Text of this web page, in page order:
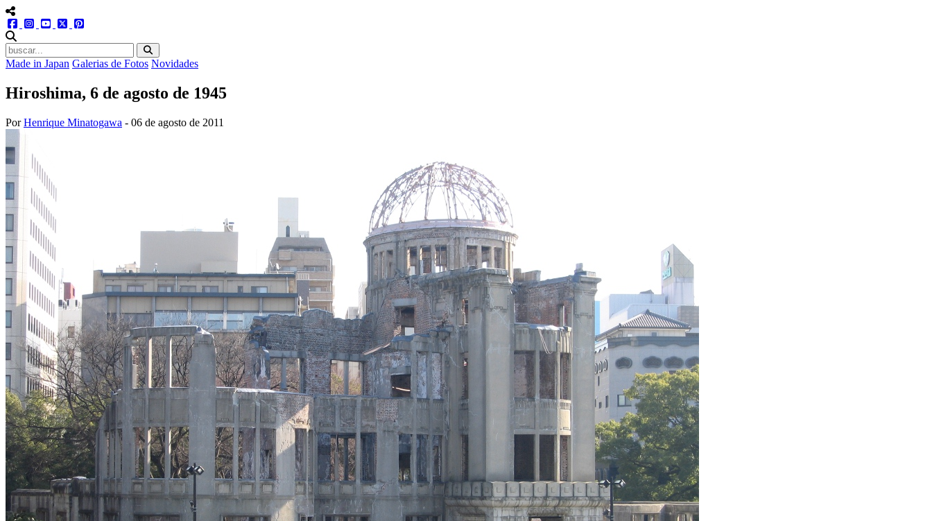
menu redes social
facebookinstagram
youtube
twitter
Made in Japan Galerias de Fotos Novidades
Hiroshima, 6 de agosto de 1945
PorHenrique Minatogawa - 06 de agosto de 2011